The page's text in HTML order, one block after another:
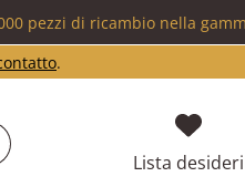
pezzi di ricambio nella
.
Lista desideri